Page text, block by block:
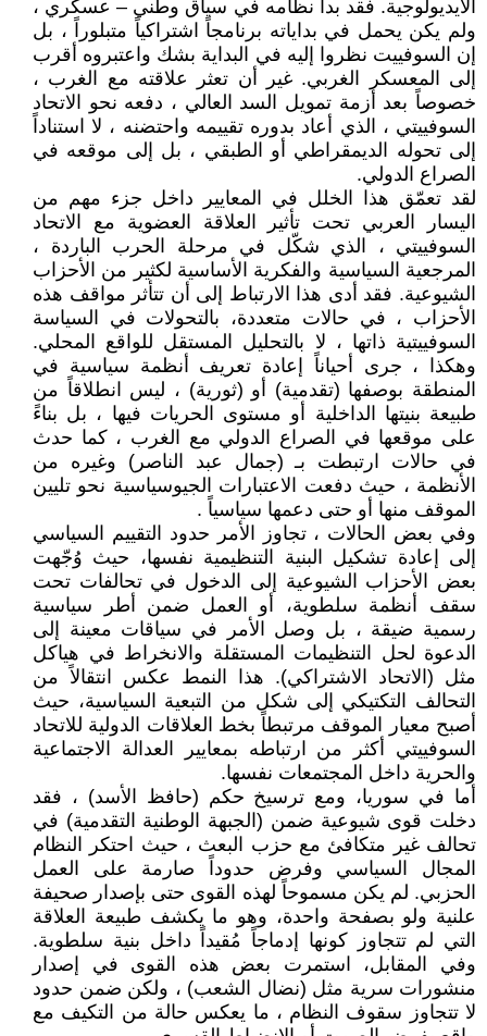
الأيديولوجية. فقد بدأ نظامه في سياق وطني – عسكري ،
ولم يكن يحمل في بداياته برنامجاً اشتراكياً متبلوراً ، بل
إن السوفييت نظروا إليه في البداية بشك واعتبروه أقرب
إلى المعسكر الغربي. غير أن تعثر علاقته مع الغرب ،
خصوصاً بعد أزمة تمويل السد العالي ، دفعه نحو الاتحاد
السوفييتي ، الذي أعاد بدوره تقييمه واحتضنه ، لا استناداً
إلى تحوله الديمقراطي أو الطبقي ، بل إلى موقعه في
الصراع الدولي.
لقد تعمّق هذا الخلل في المعايير داخل جزء مهم من
اليسار العربي تحت تأثير العلاقة العضوية مع الاتحاد
السوفييتي ، الذي شكّل في مرحلة الحرب الباردة ،
المرجعية السياسية والفكرية الأساسية لكثير من الأحزاب
الشيوعية. فقد أدى هذا الارتباط إلى أن تتأثر مواقف هذه
الأحزاب ، في حالات متعددة، بالتحولات في السياسة
السوفييتية ذاتها ، لا بالتحليل المستقل للواقع المحلي.
وهكذا ، جرى أحياناً إعادة تعريف أنظمة سياسية في
المنطقة بوصفها (تقدمية) أو (ثورية) ، ليس انطلاقاً من
طبيعة بنيتها الداخلية أو مستوى الحريات فيها ، بل بناءً
على موقعها في الصراع الدولي مع الغرب ، كما حدث
في حالات ارتبطت بـ (جمال عبد الناصر) وغيره من
الأنظمة ، حيث دفعت الاعتبارات الجيوسياسية نحو تليين
الموقف منها أو حتى دعمها سياسياً .
وفي بعض الحالات ، تجاوز الأمر حدود التقييم السياسي
إلى إعادة تشكيل البنية التنظيمية نفسها، حيث وُجّهت
بعض الأحزاب الشيوعية إلى الدخول في تحالفات تحت
سقف أنظمة سلطوية، أو العمل ضمن أطر سياسية
رسمية ضيقة ، بل وصل الأمر في سياقات معينة إلى
الدعوة لحل التنظيمات المستقلة والانخراط في هياكل
مثل (الاتحاد الاشتراكي). هذا النمط عكس انتقالاً من
التحالف التكتيكي إلى شكل من التبعية السياسية، حيث
أصبح معيار الموقف مرتبطاً بخط العلاقات الدولية للاتحاد
السوفييتي أكثر من ارتباطه بمعايير العدالة الاجتماعية
والحرية داخل المجتمعات نفسها.
أما في سوريا، ومع ترسيخ حكم (حافظ الأسد) ، فقد
دخلت قوى شيوعية ضمن (الجبهة الوطنية التقدمية) في
تحالف غير متكافئ مع حزب البعث ، حيث احتكر النظام
المجال السياسي وفرض حدوداً صارمة على العمل
الحزبي. لم يكن مسموحاً لهذه القوى حتى بإصدار صحيفة
علنية ولو بصفحة واحدة، وهو ما يكشف طبيعة العلاقة
التي لم تتجاوز كونها إدماجاً مُقيداً داخل بنية سلطوية.
وفي المقابل، استمرت بعض هذه القوى في إصدار
منشورات سرية مثل (نضال الشعب) ، ولكن ضمن حدود
لا تتجاوز سقوف النظام ، ما يعكس حالة من التكيف مع